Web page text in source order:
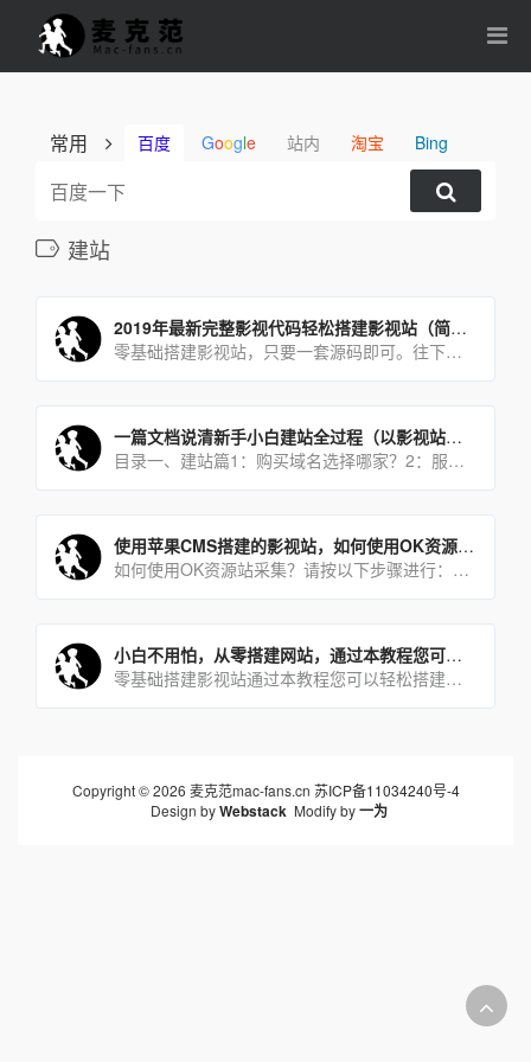
常用 百度 Google 站内 淘宝 Bing
建站
2019年最新完整影视代码轻松搭建影视站（简约大气完整）
零基础搭建影视站，只要一套源码即可。往下看。演示站请访问：demo.v.futaike.net更多后台[…]
一篇文档说清新手小白建站全过程（以影视站建站为例，涵盖建站、推广、运营）
目录一、建站篇1：购买域名选择哪家？2：服务器在哪购买？3：网站不同时期的配置推荐？4：使用哪家DN[…]
使用苹果CMS搭建的影视站，如何使用OK资源站采集？
如何使用OK资源站采集？请按以下步骤进行：依次点击【采集】-【自定义资源库】-【添加】，在弹出的对话框中填写[…]
小白不用怕，从零搭建网站，通过本教程您可以轻松搭建影视站小说站
零基础搭建影视站通过本教程您可以轻松搭建影视站,即刻加入站长行列,年薪百万不再是梦.你还在等什么?下面[…]
Copyright © 2026 麦克范mac-fans.cn 苏ICP备11034240号-4
Design byWebstack Modify by一为